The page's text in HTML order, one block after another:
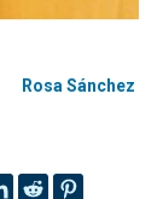
Rosa Sánchez